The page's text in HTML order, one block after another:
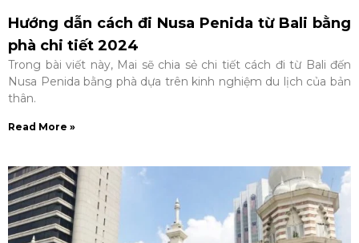
Hướng dẫn cách đi Nusa Penida từ Bali bằng
phà chi tiết 2024
Trong bài viết này, Mai sẽ chia sẻ chi tiết cách đi từ Bali đến
Nusa Penida bằng phà dựa trên kinh nghiệm du lịch của bản
thân.
Read More »